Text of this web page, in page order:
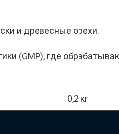
и древесные орехи.
(GMP), где
0,2 кг